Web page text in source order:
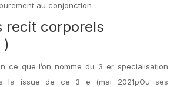
au conjonction
recit corporels
)
ce que l’on nomme du 3 er specialisation
la issue de ce 3 e (mai 2021pOu ses